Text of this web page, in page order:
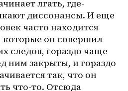
лгать, где-
диссонансы. И еще
часто находится
которые он совершил
следов, гораздо чаще
ним закрыты, и гораздо
так, что он
что-то. Отсюда